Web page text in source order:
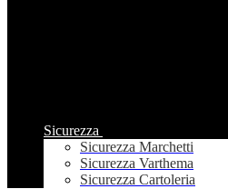
Sicurezza
Sicurezza Marchetti
Sicurezza Varthema
Sicurezza Cartoleria